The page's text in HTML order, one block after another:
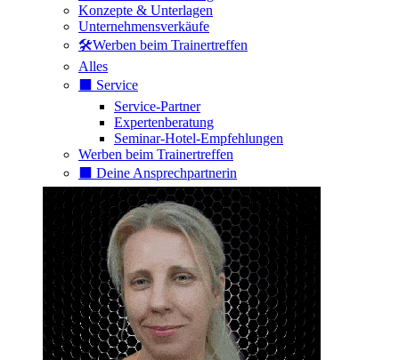
Konzepte & Unterlagen
Unternehmensverkäufe
🛠️Werben beim Trainertreffen
Alles
⬛️ Service
Service-Partner
Expertenberatung
Seminar-Hotel-Empfehlungen
Werben beim Trainertreffen
⬛️ Deine Ansprechpartnerin